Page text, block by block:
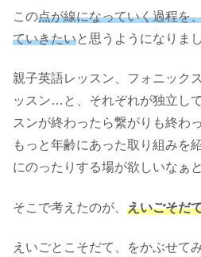
この点が線になっていく過程を
ていきたいと思うようになりまし
親子英語レッスン、フォニック
ッスン…と、それぞれが独立し
スンが終わったら繋がりも終わ
もっと年齢にあった取り組みを
にのったりする場が欲しいなぁと
そこで考えたのが、 えいごそだ
えいごとこそだて、をかぶせて